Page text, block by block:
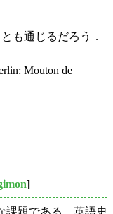
も通じるだろう．
Mouton de
]